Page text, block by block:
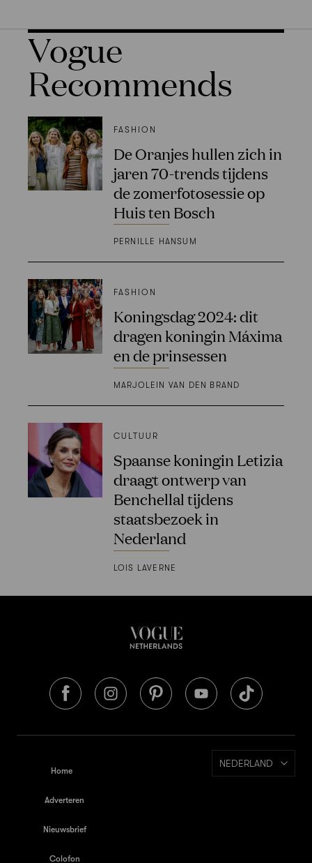
Vogue
Recommends
FASHION
De Oranjes hullen zich in
jaren 70-trends tijdens
de zomerfotosessie op
Huis ten Bosch
PERNILLE HANSUM
FASHION
Koningsdag 2024: dit
dragen koningin Máxima
en de prinsessen
MARJOLEIN VAN DEN BRAND
CULTUUR
Spaanse koningin Letizia
draagt ontwerp van
Benchellal tijdens
staatsbezoek in
Nederland
LOIS LAVERNE
Home
Adverteren
Nieuwsbrief
Colofon
NEDERLAND